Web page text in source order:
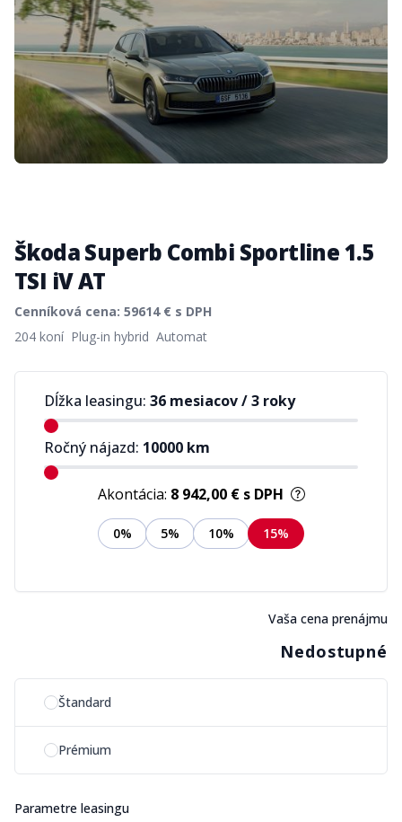
Škoda Superb Combi Sportline 1.5
TSI iV AT
Cenníková cena: 59614€ s DPH
Product information
204 koní Plug-in hybrid Automat
Dĺžka leasingu: 36 mesiacov/3 roky
Ročný nájazd: 10000 km
Akontácia: 8 942,00 € s DPH
0% 5% 10% 15%
Vaša cena prenájmu
Nedostupné
Štandard
Prémium
Parametre leasingu